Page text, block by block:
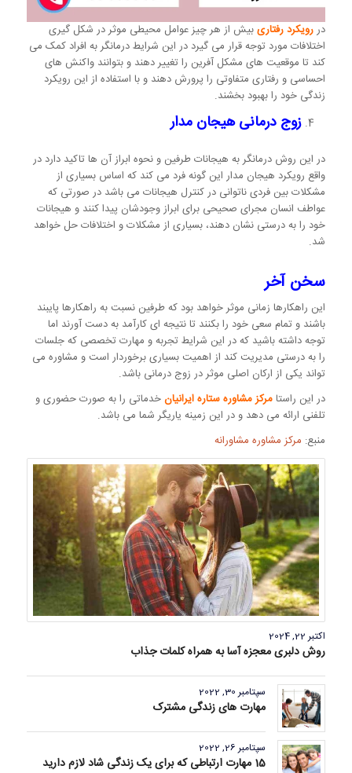
دررویکرد رفتاریبیش از هر چیز عوامل محیطی موثر در شکل گیری
اختلافات مورد توجه قرار می گیرد در این شرایط درمانگر به افراد کمک می
کند تا موقعیت های مشکل آفرین را تغییر دهند و بتوانند واکنش های
احساسی و رفتاری متفاوتی را پرورش دهند و با استفاده از این رویکرد
زندگی خود را بهبود بخشند.
زوج درمانی هیجان مدار
در این روش درمانگر به هیجانات طرفین و نحوه ابراز آن ها تاکید دارد در
واقع رویکرد هیجان مدار این گونه فرد می کند که اساس بسیاری از
مشکلات بین فردی ناتوانی در کنترل هیجانات می باشد در صورتی که
عواطف انسان مجرای صحیحی برای ابراز وجودشان پیدا کنند و هیجانات
خود را به درستی نشان دهند، بسیاری از مشکلات و اختلافات حل خواهد
شد.
سخن آخر
این راهکارها زمانی موثر خواهد بود که طرفین نسبت به راهکارها پایبند
باشند و تمام سعی خود را بکنند تا نتیجه ای کارآمد به دست آورند اما
توجه داشته باشید که در این شرایط تجربه و مهارت تخصصی که جلسات
را به درستی مدیریت کند از اهمیت بسیاری برخوردار است و مشاوره می
تواند یکی از ارکان اصلی موثر در زوج درمانی باشد.
در این راستامرکز مشاوره ستاره ایرانیانخدماتی را به صورت حضوری و
تلفنی ارائه می دهد و در این زمینه یاریگر شما می باشد.
منبع: مرکز مشاوره مشاورانه
اکتبر 22, 2024
روش دلبری معجزه آسا به همراه کلمات جذاب
سپتامبر 30, 2022
مهارت های زندگی مشترک
سپتامبر 26, 2022
15 مهارت ارتباطی که برای یک زندگی شاد لازم دارید